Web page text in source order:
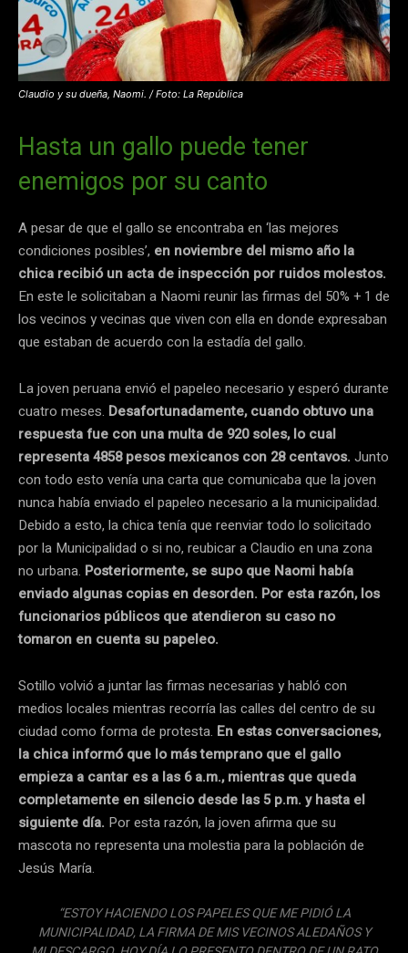
Claudio y su dueña, Naomi. / Foto: La República
Hasta un gallo puede tener
enemigos por su canto
A pesar de que el gallo se encontraba en ‘las mejores
condiciones posibles’, en noviembre del mismo año la
chica recibió un acta de inspección por ruidos molestos.
En este le solicitaban a Naomi reunir las firmas del 50% + 1 de
los vecinos y vecinas que viven con ella en donde expresaban
que estaban de acuerdo con la estadía del gallo.
La joven peruana envió el papeleo necesario y esperó durante
cuatro meses. Desafortunadamente, cuando obtuvo una
respuesta fue con una multa de 920 soles, lo cual
representa 4858 pesos mexicanos con 28 centavos. Junto
con todo esto venía una carta que comunicaba que la joven
nunca había enviado el papeleo necesario a la municipalidad.
Debido a esto, la chica tenía que reenviar todo lo solicitado
por la Municipalidad o si no, reubicar a Claudio en una zona
no urbana. Posteriormente, se supo que Naomi había
enviado algunas copias en desorden. Por esta razón, los
funcionarios públicos que atendieron su caso no
tomaron en cuenta su papeleo.
Sotillo volvió a juntar las firmas necesarias y habló con
medios locales mientras recorría las calles del centro de su
ciudad como forma de protesta. En estas conversaciones,
la chica informó que lo más temprano que el gallo
empieza a cantar es a las 6 a.m., mientras que queda
completamente en silencio desde las 5 p.m. y hasta el
siguiente día. Por esta razón, la joven afirma que su
mascota no representa una molestia para la población de
Jesús María.
“ESTOY HACIENDO LOS PAPELES QUE ME PIDIÓ LA
MUNICIPALIDAD, LA FIRMA DE MIS VECINOS ALEDAÑOS Y